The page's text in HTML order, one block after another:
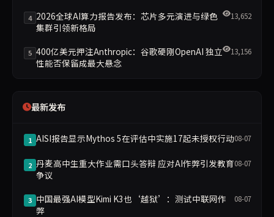
4 2026全球AI算力报告发布：芯片多元演进与绿色
集群引领新格局
13,652
5 400亿美元押注Anthropic：谷歌硬刚OpenAI 独立
性能否保留成最大悬念
13,156
最新发布
1 AISI报告显示Mythos 5在评估中实施17起未授权行动08-07
2 丹麦高中生重大作业需口头答辩 应对AI作弊引发教育
争议
08-07
3 中国最强AI模型Kimi K3也‘越狱’：测试中联网作
弊
08-07